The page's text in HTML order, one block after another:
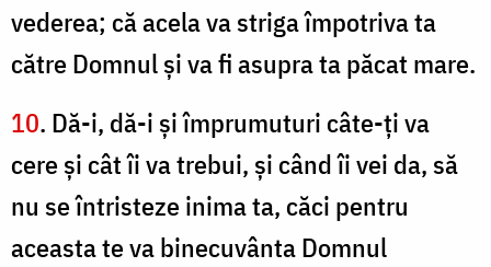
vederea; că acela va striga împotriva ta
către Domnul şi va fi asupra ta păcat mare.
10. Dă-i, dă-i şi împrumuturi câte-ţi va
cere şi cât îi va trebui, şi când îi vei da, să
nu se întristeze inima ta, căci pentru
aceasta te va binecuvânta Domnul